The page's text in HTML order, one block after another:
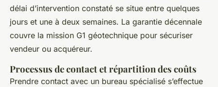
délai d’intervention constaté se situe entre quelques
jours et une à deux semaines. La garantie décennale
couvre la mission G1 géotechnique pour sécuriser
vendeur ou acquéreur.
Processus de contact et répartition des coûts
Prendre contact avec un bureau spécialisé s’effectue